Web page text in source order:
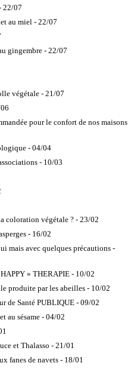
22/07
au miel - 22/07
gingembre - 22/07
végétale - 21/07
pour le confort de nos maisons
- 04/04
- 10/03
coloration végétale ? - 23/02
- 16/02
mais avec quelques précautions -
» THERAPIE - 10/02
produite par les abeilles - 10/02
de Santé PUBLIQUE - 09/02
au sésame - 04/02
et Thalasso - 21/01
fanes de navets - 18/01